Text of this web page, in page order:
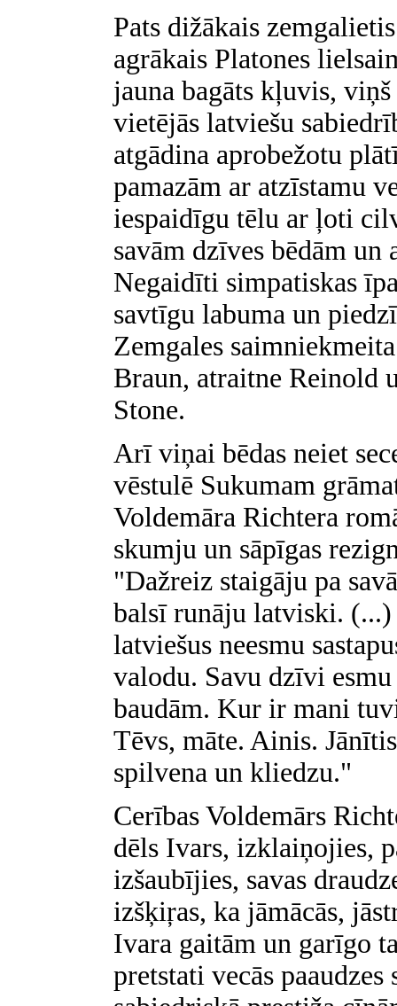
Pats dižākais
agrākais Platones
jauna bagāts kļuvis,
vietējās latviešu
atgādina aprobežotu
pamazām ar atzīstamu
iespaidīgu tēlu ar ļoti
savām dzīves bēdām un
Negaidīti simpatiskas
savtīgu labuma un
Zemgales
Braun, atraitne Reinold
Stone.
Arī viņai bēdas neiet
vēstulē Sukumam
Voldemāra Richtera
skumju un sāpīgas
"Dažreiz staigāju pa
balsī runāju latviski.
latviešus neesmu
valodu. Savu dzīvi
baudām. Kur ir mani
Tēvs, māte. Ainis.
spilvena un kliedzu."
Cerības Voldemārs
dēls Ivars, izklaiņojies,
izšaubījies, savas
izšķiŗas, ka jāmācās,
Ivara gaitām un garīgo
pretstati vecās